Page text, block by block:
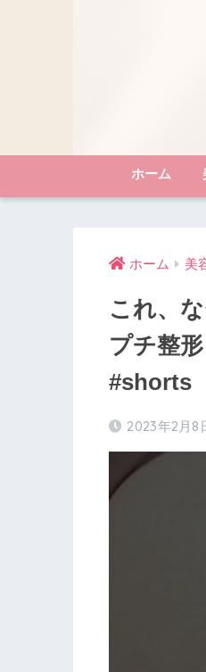
ホーム
ホーム 美
これ、
プチ整
#shorts
2023年2月8